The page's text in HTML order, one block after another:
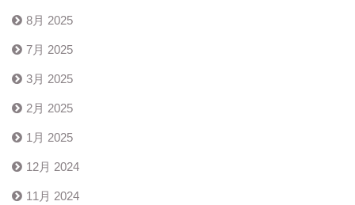
8月 2025
7月 2025
3月 2025
2月 2025
1月 2025
12月 2024
11月 2024